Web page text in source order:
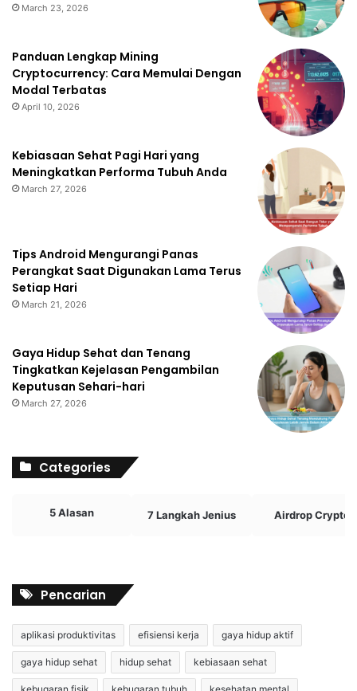
March 23, 2026
Panduan Lengkap Mining
Cryptocurrency: Cara Memulai Dengan
Modal Terbatas
April 10, 2026
Kebiasaan Sehat Pagi Hari yang
Meningkatkan Performa Tubuh Anda
March 27, 2026
Tips Android Mengurangi Panas
Perangkat Saat Digunakan Lama Terus
Setiap Hari
March 21, 2026
Gaya Hidup Sehat dan Tenang
Tingkatkan Kejelasan Pengambilan
Keputusan Sehari-hari
March 27, 2026
Categories
5 Alasan 7 Langkah Jenius Airdrop Crypto
Pencarian
aplikasi produktivitas efisiensi kerja gaya hidup aktif
gaya hidup sehat hidup sehat kebiasaan sehat